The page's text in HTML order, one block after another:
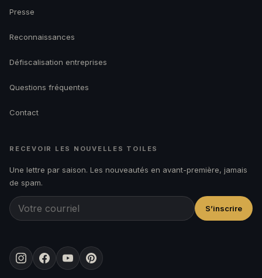
Presse
Reconnaissances
Défiscalisation entreprises
Questions fréquentes
Contact
RECEVOIR LES NOUVELLES TOILES
Une lettre par saison. Les nouveautés en avant-première, jamais
de spam.
S’inscrire
InstagramFacebookYouTubePinterest